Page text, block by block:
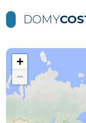
DOMY
+
−